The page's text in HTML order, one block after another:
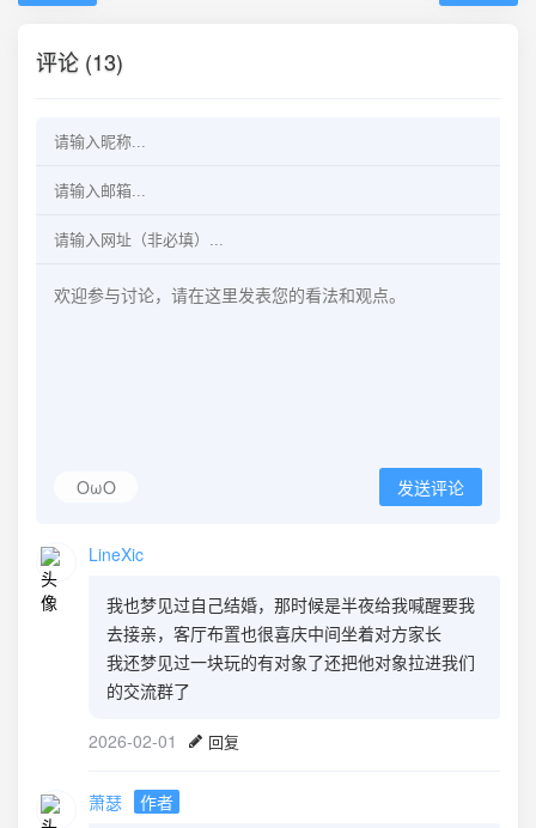
评论 (13)
OωO 发送评论
LineXic
我也梦见过自己结婚，那时候是半夜给我喊醒要我
去接亲，客厅布置也很喜庆中间坐着对方家长
我还梦见过一块玩的有对象了还把他对象拉进我们
的交流群了
2026-02-01 回复
萧瑟 作者